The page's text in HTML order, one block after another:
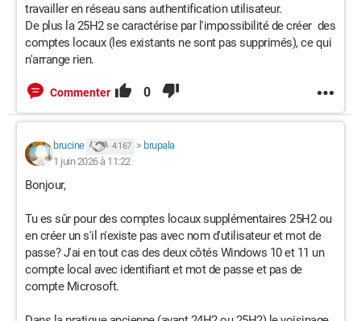
travailler en réseau sans authentification utilisateur.
De plus la 25H2 se caractérise par l'impossibilité de créer des
comptes locaux (les existants ne sont pas supprimés), ce qui
n'arrange rien.
Commenter 0
brucine 4 167 > brupala
1 juin 2026 à 11:22
Bonjour,
Tu es sûr pour des comptes locaux supplémentaires 25H2 ou
en créer un s'il n'existe pas avec nom d'utilisateur et mot de
passe? J'ai en tout cas des deux côtés Windows 10 et 11 un
compte local avec identifiant et mot de passe et pas de
compte Microsoft.